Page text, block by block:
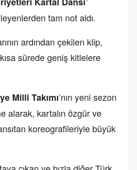
tam not aldı.
ardından çekilen klip,
sürede geniş kitlelere
Milli Takımı’nın yeni sezon
alarak, kartalın özgür ve
koreografileriyle büyük